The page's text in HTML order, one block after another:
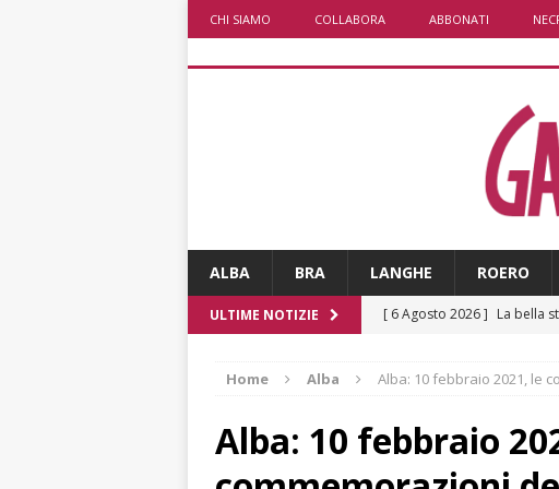
CHI SIAMO COLLABORA ABBONATI
ALBA BRA LANGHE ROERO
ULTIME NOTIZIE [ 6 Agosto 2026 ] La bella
[ 6 Agosto 2026 ] Piemonte
ALTRE NOTIZIE
Home Alba Alba: 10 febbraio 2021, le
Alba: 10 febbraio